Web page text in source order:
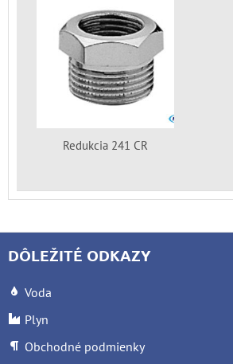
Redukcia 241 CR
DÔLEŽITÉ ODKAZY
Voda
Plyn
Obchodné podmienky